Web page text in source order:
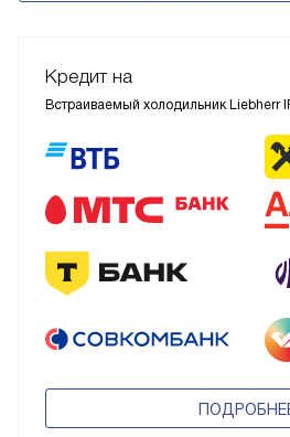
Кредит на
Встраиваемый холодильник Liebherr